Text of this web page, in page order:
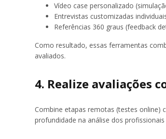
Vídeo case personalizado
Entrevistas customizadas
Referências 360 graus (feedback
Como resultado, essas ferramentas
avaliados.
4. Realize avaliações
Combine etapas remotas (testes online)
profundidade na análise dos profissionais